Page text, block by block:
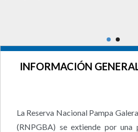
INFORMACIÓN
La Reserva Nacional Pampa
(RNPGBA) se extiende por una